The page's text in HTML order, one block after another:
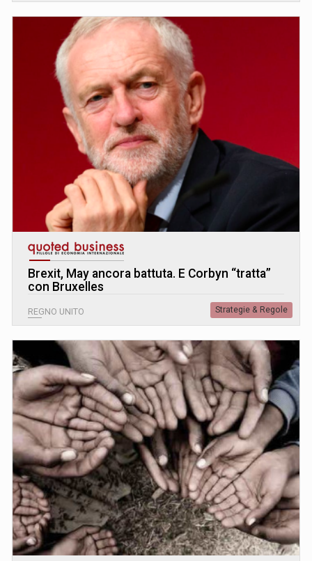
Brexit, May ancora battuta. E Corbyn “tratta”
con Bruxelles
REGNO UNITO Strategie & Regole